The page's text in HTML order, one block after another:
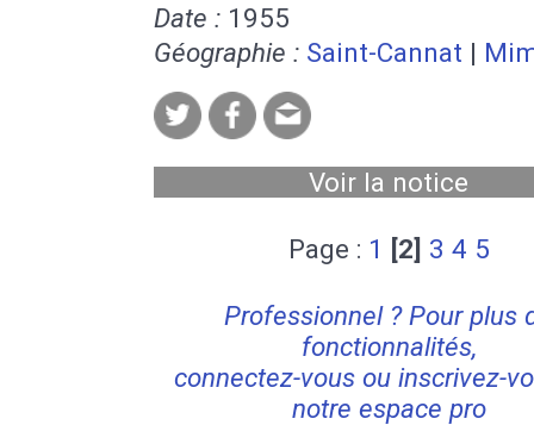
Date : 1955
Géographie : Saint-Cannat |
Voir la notice
Page : 1 [2] 3 4 5
Professionnel ? Pour plus
fonctionnalités,
connectez-vous ou inscrivez-
notre espace pro